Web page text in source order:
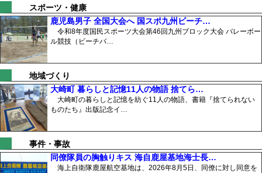
スポーツ・健康
鹿児島男子 全国大会へ 国スポ九州ビーチ…
令和8年度国民スポーツ大会第46回九州ブロック大会 バレーボー
ル競技（ビーチバ…
地域づくり
大崎町 暮らしと記憶11人の物語 捨てら…
大崎町の暮らしと記憶を紡ぐ11人の物語、書籍『捨てられない
ものたち』出版記念イ…
事件・事故
同僚隊員の胸触りキス 海自鹿屋基地海士長…
海上自衛隊鹿屋航空基地は、2026年8月5日、同僚に対し同意を